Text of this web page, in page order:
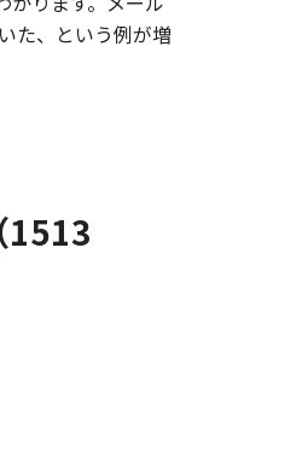
た、という例が増
1513